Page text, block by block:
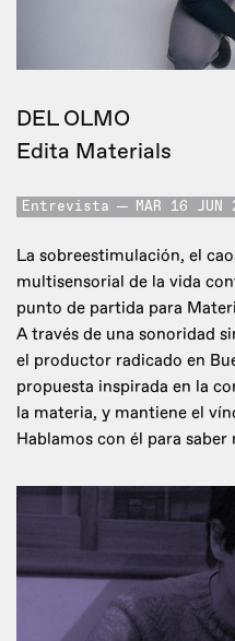
DEL OLMO
Edita Materials
Entrevista MAR 16 JUN
La sobreestimulación, el
multisensorial de la vida
punto de partida para
A través de una sonoridad
el productor radicado en
propuesta inspirada en la
la materia, y mantiene el
Hablamos con él para